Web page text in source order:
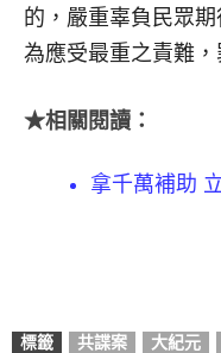
的，嚴重辜負民眾
為應受最重之責難
★相關閱讀：
拿千萬補助
標籤 共諜案 大紀元